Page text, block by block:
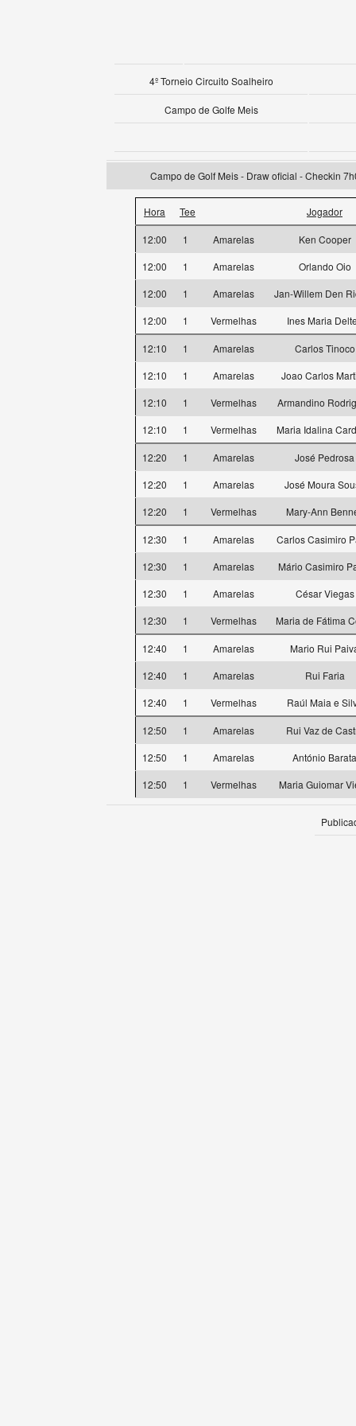
4º Torneio Circuito Soalheiro
Campo de Golfe Meis
Campo de Golf Meis - Draw oficial - Checkin
Hora Tee Jogador
12:00 1 Amarelas
Ken Cooper
12:00
1 Amarelas
Orlando Oio
12:00
1 Amarelas
Jan-Willem Den
12:00
1 Vermelhas Ines Maria
12:10 1 Amarelas
Carlos Tinoco
12:10
1 Amarelas
Joao Carlos
12:10
1 Vermelhas
Armandino
12:10
1 Vermelhas Maria Idalina
12:20 1 Amarelas
José Pedrosa
12:20
1 Amarelas
José Moura
12:20
1 Vermelhas Mary-Ann
12:30 1 Amarelas
Carlos Casimiro
12:30
1 Amarelas
Mário Casimiro
12:30
1 Amarelas
César Viegas
12:30
1 Vermelhas Maria de Fátima
12:40 1 Amarelas
Mario Rui
12:40
1 Amarelas
Rui Faria
12:40
1 Vermelhas Raúl Maia e
12:50 1 Amarelas
Rui Vaz de
12:50
1 Amarelas
António Barata
12:50
1 Vermelhas Maria Guiomar